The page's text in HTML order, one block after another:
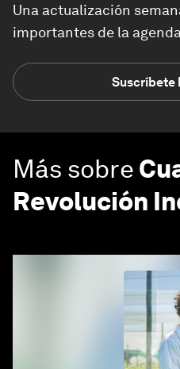
Una actualización
importantes de la
Suscríbete
Más sobre
Revolución